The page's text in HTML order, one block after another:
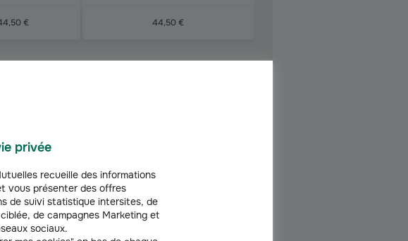
privée
recueille des informations
vous présenter des offres
de suivi statistique intersites, de
de campagnes Marketing et
sociaux.
€ 44,50 €
auto pour une SWIFT
Loire
Bretagne
Paris Val-de-
Loire